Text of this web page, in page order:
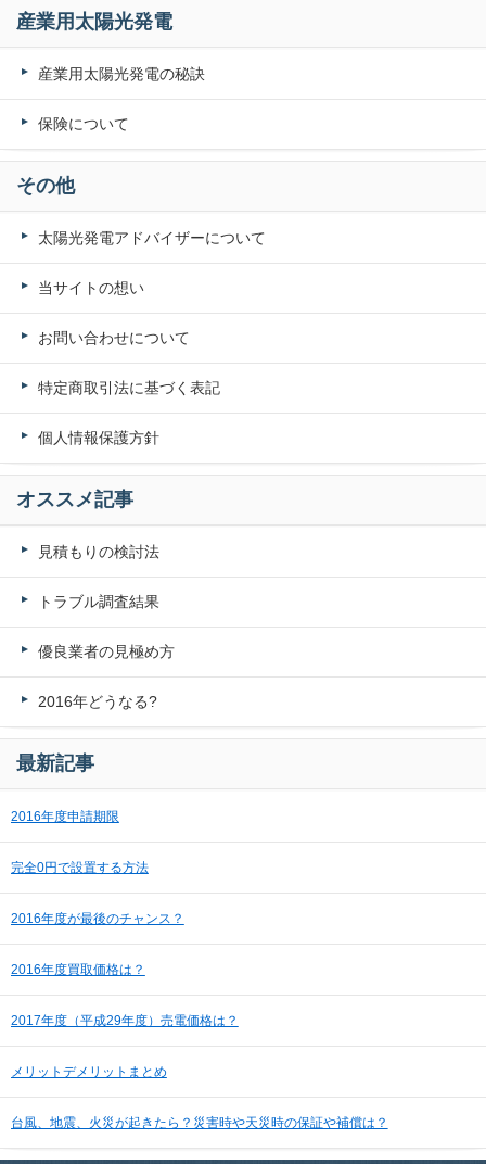
産業用太陽光発電
産業用太陽光発電の秘訣
保険について
その他
太陽光発電アドバイザーについて
当サイトの想い
お問い合わせについて
特定商取引法に基づく表記
個人情報保護方針
オススメ記事
見積もりの検討法
トラブル調査結果
優良業者の見極め方
2016年どうなる?
最新記事
2016年度申請期限
完全0円で設置する方法
2016年度が最後のチャンス？
2016年度買取価格は？
2017年度（平成29年度）売電価格は？
メリットデメリットまとめ
台風、地震、火災が起きたら？災害時や天災時の保証や補償は？